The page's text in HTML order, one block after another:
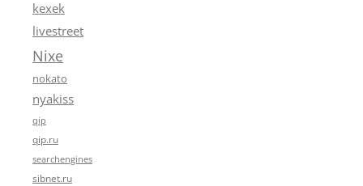
kexek
livestreet
Nixe
nokato
nyakiss
qip
qip.ru
searchengines
sibnet.ru